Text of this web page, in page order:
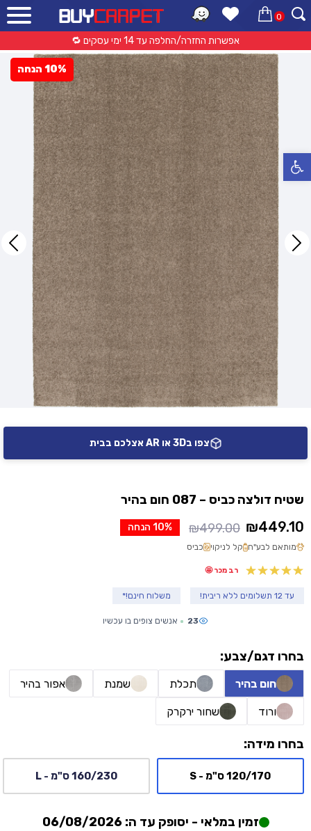
פתח סרגל נגישות
אפשרות החזרה/החלפה עד 14 ימי עסקים 🔁
0
קטלוג מוצרים»שטיחים מודרניים»שטיח דולצה כביס – 087 חום בהיר
בחרו דגם/צבע:
חום בהיר תכלת שמנת אפור בהיר
ורוד שחור ירקרק
בחרו מידה:
120/170 ס"מ - S 160/230 ס"מ - L
זמין במלאי - יסופק עד ה: 06/08/2026
10% הנחה
צפו ב3D או AR אצלכם בבית
שטיח דולצה כביס – 087 חום בהיר
10% הנחה ₪499.00
המחיר
המקורי
היה:
₪499.00.
₪449.10
המחיר
הנוכחי
הוא:
₪449.10.
מותאם לבע"ח קל לניקוי כביס
רב מכר 🤩
עד 12 תשלומים ללא ריבית! משלוח חינם!*
23 אנשים צופים בו עכשיו